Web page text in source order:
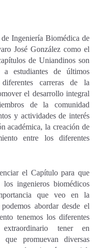
Ingeniería Biomédica de
José González como el
de Uniandinos son
a estudiantes de últimos
carreras de la
el desarrollo integral
de la comunidad
y actividades de interés
académica, la creación de
entre los diferentes
el Capítulo para que
ingenieros biomédicos
que veo en la
abordar desde el
tenemos los diferentes
tener en
promuevan diversas